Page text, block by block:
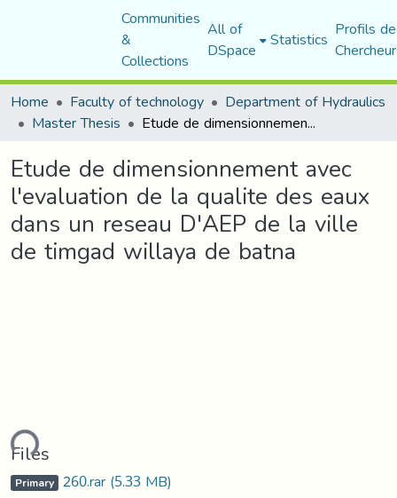
Communities
&
Collections
All of
DSpace Statistics Profils
Home
Faculty of technology Department of Hydraulics
Master Thesis Etude de dimensionnement avec l'evaluation de la qualite des eaux dans un reseau D'AEP de la ville de timgad willaya de batna
Etude de dimensionnement avec
l'evaluation de la qualite des eaux
dans un reseau D'AEP de la ville
de timgad willaya de batna
Files
Primary 260.rar(5.33 MB)